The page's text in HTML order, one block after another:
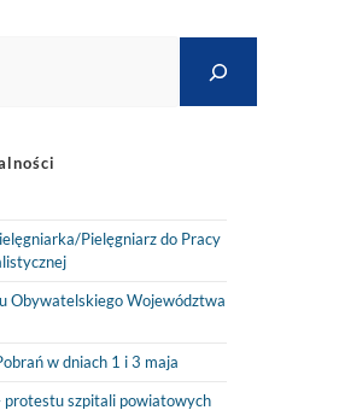
Pielęgniarz do Pracy
Obywatelskiego Województwa
w dniach 1 i 3 maja
protestu szpitali powiatowych